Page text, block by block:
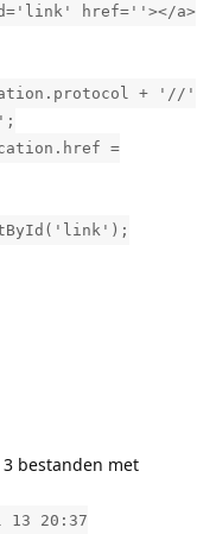
href=''></a>
+ '//'
=
bestanden met
20:37